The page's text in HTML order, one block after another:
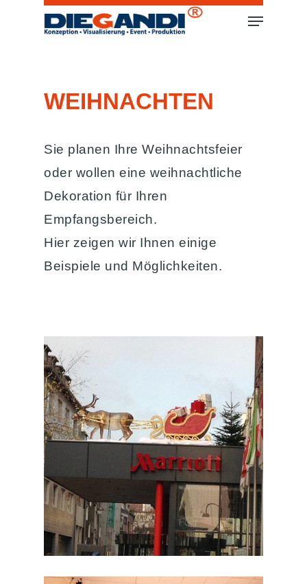
WEIHNACHTEN
Sie planen Ihre Weihnachtsfeier
oder wollen eine weihnachtliche
Dekoration für Ihren
Empfangsbereich.
Hier zeigen wir Ihnen einige
Beispiele und Möglichkeiten.